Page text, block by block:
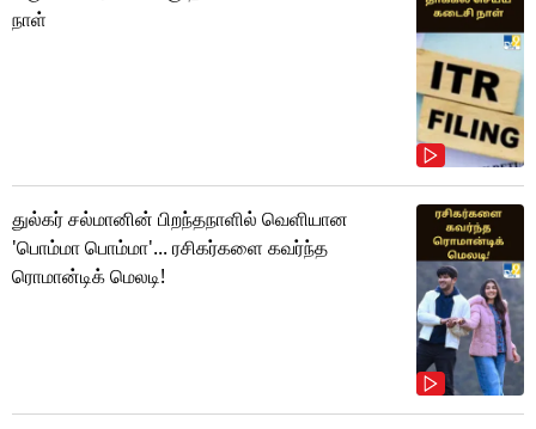
நாள்
துல்கர் சல்மானின் பிறந்தநாளில் வெளியான
'பொம்மா பொம்மா'... ரசிகர்களை கவர்ந்த
ரொமான்டிக் மெலடி!